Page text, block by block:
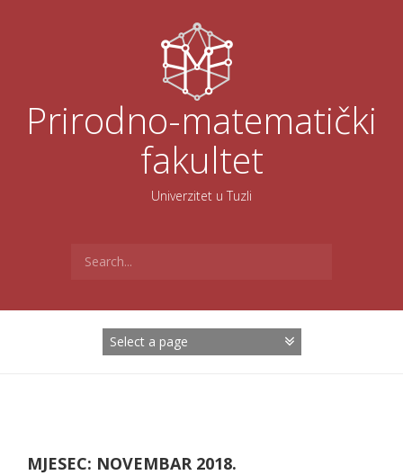
Prirodno-matematički
fakultet
Univerzitet u Tuzli
for:
MJESEC: NOVEMBAR 2018.